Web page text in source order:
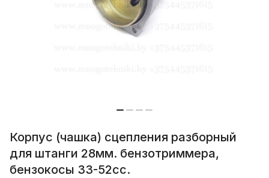
Корпус (чашка) сцепления разборный
для штанги 28мм. бензотриммера,
бензокосы 33-52сс.